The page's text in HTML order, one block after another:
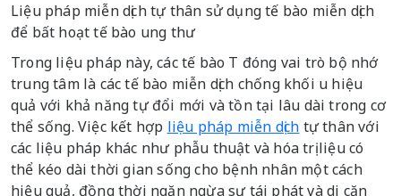
Liệu pháp miễn dịch tự thân sử dụng tế bào miễn dịch
để bất hoạt tế bào ung thư
Trong liệu pháp này, các tế bào T đóng vai trò bộ nhớ
trung tâm là các tế bào miễn dịch chống khối u hiệu
quả với khả năng tự đổi mới và tồn tại lâu dài trong cơ
thể sống. Việc kết hợp liệu pháp miễn dịch tự thân với
các liệu pháp khác như phẫu thuật và hóa trị liệu có
thể kéo dài thời gian sống cho bệnh nhân một cách
hiệu quả, đồng thời ngăn ngừa sự tái phát và di căn